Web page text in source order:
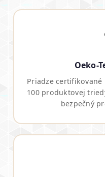
Oeko-
Priadze certifikované
100 produktovej
bezpečný